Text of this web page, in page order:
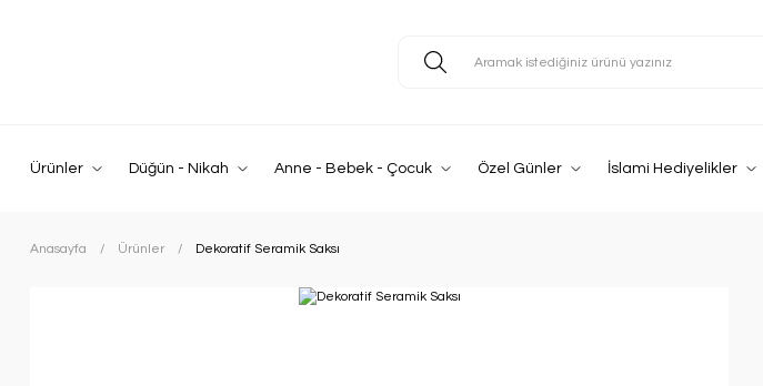
Ürünler Düğün - Nikah Anne - Bebek - Çocuk Özel Günler İslami Hediyelikler
Anasayfa Ürünler Dekoratif Seramik Saksı